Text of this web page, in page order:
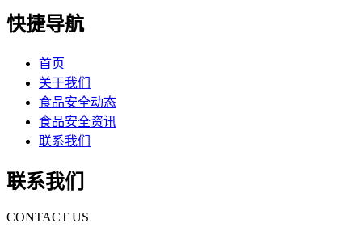
快捷导航
首页
关于我们
食品安全动态
食品安全资讯
联系我们
联系我们
CONTACT US